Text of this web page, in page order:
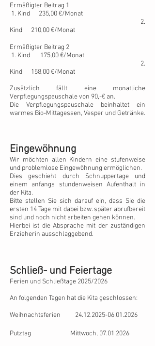
Ermäßigter Beitrag 1
1. Kind 235,00 €/Monat
2.
Kind 210,00 €/Monat
Ermäßigter Beitrag 2
1. Kind 175,00 €/Monat
2.
Kind 158,00 €/Monat
Zusätzlich fällt eine monatliche
Verpflegungspauschale von 90,-€ an.
Die Verpflegungspauschale beinhaltet ein
warmes Bio-Mittagessen, Vesper und Getränke.
Eingewöhnung
Wir möchten allen Kindern eine stufenweise
und problemlose Eingewöhnung ermöglichen.
Dies geschieht durch Schnuppertage und
einem anfangs stundenweisen Aufenthalt in
der Kita.
Bitte stellen Sie sich darauf ein, dass Sie die
ersten 14 Tage mit dabei bzw. später abrufbereit
sind und noch nicht arbeiten gehen können.
Hierbei ist die Absprache mit der zuständigen
Erzieherin ausschlaggebend.
Schließ- und Feiertage
Ferien und Schließtage 2025/2026
An folgenden Tagen hat die Kita geschlossen:
Weihnachtsferien 24.12.2025-06.01.2026
Putztag Mittwoch, 07.01.2026